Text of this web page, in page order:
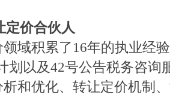
定价合伙人
域积累了16年的执业经
划以及42号公告税务咨
和优化、转让定价机制